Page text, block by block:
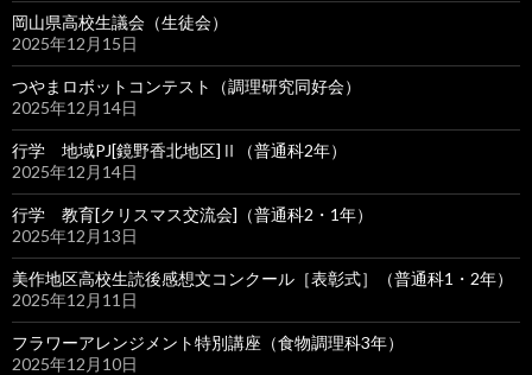
岡山県高校生議会（生徒会）
2025年12月15日
つやまロボットコンテスト（調理研究同好会）
2025年12月14日
行学 地域PJ[鏡野香北地区]Ⅱ（普通科2年）
2025年12月14日
行学 教育[クリスマス交流会]（普通科2・1年）
2025年12月13日
美作地区高校生読後感想文コンクール［表彰式］（普通科1・2年）
2025年12月11日
フラワーアレンジメント特別講座（食物調理科3年）
2025年12月10日